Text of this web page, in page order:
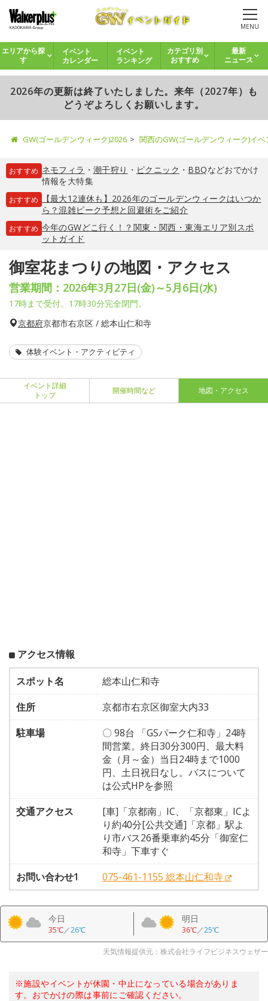
MENU
エリアから探
す
イベント
カレンダー
イベント
ランキング
カテゴリ別
おすすめ
最新
ニュース
2026年の更新は終了いたしました。来年（2027年）も
どうぞよろしくお願いします。
GW(ゴールデンウィーク)2026 関西のGW(ゴールデンウィーク)イ
おすすめ ネモフィラ ・ 潮干狩り ・ ピクニック ・ BBQなどおでかけ
情報を大特集
おすすめ
【最大12連休も】2026年のゴールデンウィークはいつか
ら？混雑ピーク予想と回避術をご紹介
おすすめ 今年のGWどこ行く！？関東・関西・東海エリア別スポ
ットガイド
御室花まつりの地図・アクセス
営業期間：2026年3月27日(金)～5月6日(水)
17時まで受付。17時30分完全閉門。
京都府京都市右京区 / 総本山仁和寺
体験イベント・アクティビティ
イベント詳細
トップ
開催時間など 地図・アクセス
アクセス情報
スポット名
総本山仁和寺
住所
京都市右京区御室大内33
駐車場
〇 98台 「GSパーク仁和寺」24時
間営業。終日30分300円、最大料
金（月～金）当日24時まで1000
円、土日祝日なし。バスについて
は公式HPを参照
交通アクセス
[車]「京都南」IC、「京都東」ICよ
り約40分[公共交通]「京都」駅よ
り市バス26番乗車約45分「御室仁
和寺」下車すぐ
お問い合わせ1
075-461-1155 総本山仁和寺
今日
35℃／26℃
明日
36℃／25℃
天気情報提供元：株式会社ライフビジネスウェザー
※施設やイベントが休園・中止になっている場合がありま
す。おでかけの際は事前にご確認ください。